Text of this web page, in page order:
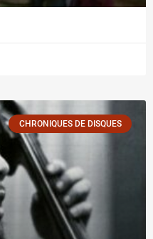
CHRONIQUES DE DISQUES